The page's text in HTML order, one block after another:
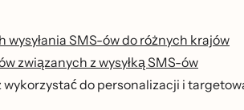
SMS-ów do różnych krajów
związanych z wysyłką SMS-ów
wykorzystać do personalizacji i